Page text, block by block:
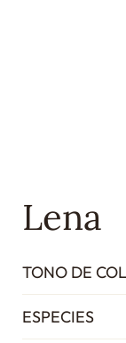
Lena
TONO DE
ESPECIES